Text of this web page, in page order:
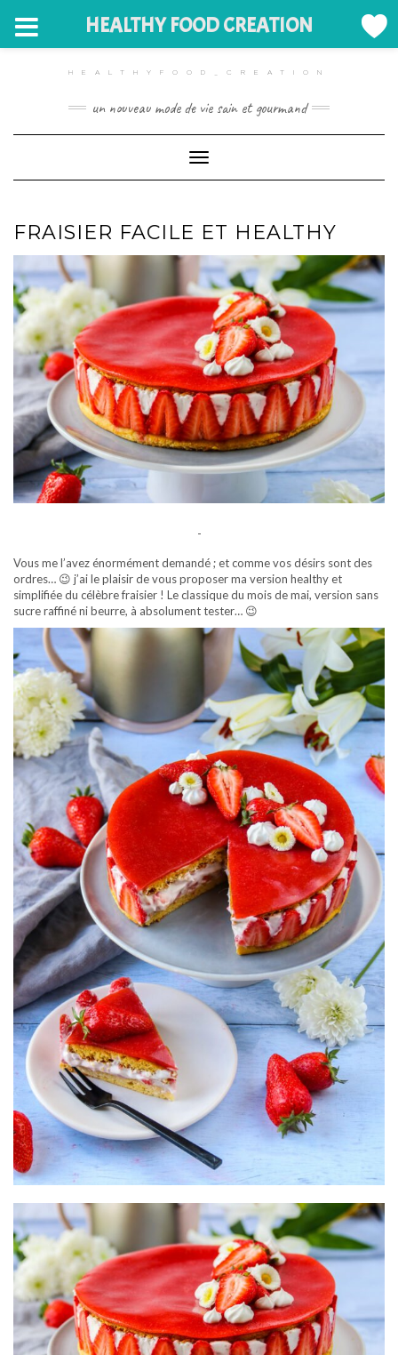
HEALTHYFOOD_CREATION
un nouveau mode de vie sain et gourmand
Toggle Navigation
FRAISIER FACILE ET HEALTHY
-
Vous me l’avez énormément demandé ; et comme vos désirs sont des
ordres… 😉 j’ai le plaisir de vous proposer ma version healthy et
simplifiée du célèbre fraisier ! Le classique du mois de mai, version sans
sucre raffiné ni beurre, à absolument tester… 😉
HEALTHY FOOD CREATION